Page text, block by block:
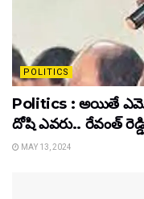
POLITICS
Politics : అయితే
దోషి ఎవరు.. రేవంత్
MAY 13, 2024